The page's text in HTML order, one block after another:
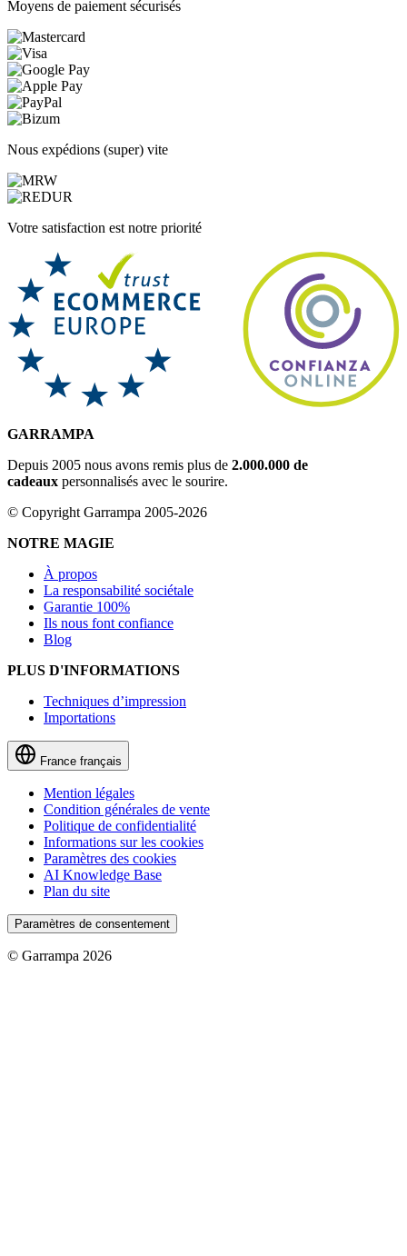
Moyens de paiement sécurisés
Nous expédions (super) vite
Votre satisfaction est notre priorité
GARRAMPA
Depuis 2005 nous avons remis plus de 2.000.000 de
cadeaux personnalisés avec le sourire.
© Copyright Garrampa 2005-2026
NOTRE MAGIE
À propos
La responsabilité sociétale
Garantie 100%
Ils nous font confiance
Blog
PLUS D'INFORMATIONS
Techniques d’impression
Importations
France français
Mention légales
Condition générales de vente
Politique de confidentialité
Informations sur les cookies
Paramètres des cookies
AI Knowledge Base
Plan du site
Paramètres de consentement
© Garrampa 2026